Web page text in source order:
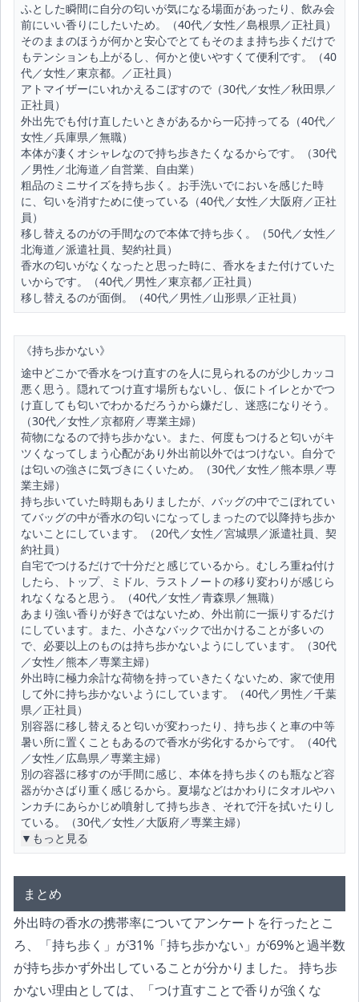
ふとした瞬間に自分の匂いが気になる場面があったり、飲み会
前にいい香りにしたいため。（40代／女性／島根県／正社員）
そのままのほうが何かと安心でとてもそのまま持ち歩くだけで
もテンションも上がるし、何かと使いやすくて便利です。（40
代／女性／東京都。／正社員）
アトマイザーにいれかえるこぼすので（30代／女性／秋田県／
正社員）
外出先でも付け直したいときがあるから一応持ってる（40代／
女性／兵庫県／無職）
本体が凄くオシャレなので持ち歩きたくなるからです。（30代
／男性／北海道／自営業、自由業）
粗品のミニサイズを持ち歩く。お手洗いでにおいを感じた時
に、匂いを消すために使っている（40代／女性／大阪府／正社
員）
移し替えるのがの手間なので本体で持ち歩く。（50代／女性／
北海道／派遣社員、契約社員）
香水の匂いがなくなったと思った時に、香水をまた付けていた
いからです。（40代／男性／東京都／正社員）
移し替えるのが面倒。（40代／男性／山形県／正社員）
《持ち歩かない》
途中どこかで香水をつけ直すのを人に見られるのが少しカッコ
悪く思う。隠れてつけ直す場所もないし、仮にトイレとかでつ
け直しても匂いでわかるだろうから嫌だし、迷惑になりそう。
（30代／女性／京都府／専業主婦）
荷物になるので持ち歩かない。また、何度もつけると匂いがキ
ツくなってしまう心配があり外出前以外ではつけない。自分で
は匂いの強さに気づきにくいため。（30代／女性／熊本県／専
業主婦）
持ち歩いていた時期もありましたが、バッグの中でこぼれてい
てバッグの中が香水の匂いになってしまったので以降持ち歩か
ないことにしています。（20代／女性／宮城県／派遣社員、契
約社員）
自宅でつけるだけで十分だと感じているから。むしろ重ね付け
したら、トップ、ミドル、ラストノートの移り変わりが感じら
れなくなると思う。（40代／女性／青森県／無職）
あまり強い香りが好きではないため、外出前に一振りするだけ
にしています。また、小さなバックで出かけることが多いの
で、必要以上のものは持ち歩かないようにしています。（30代
／女性／熊本／専業主婦）
外出時に極力余計な荷物を持っていきたくないため、家で使用
して外に持ち歩かないようにしています。（40代／男性／千葉
県／正社員）
別容器に移し替えると匂いが変わったり、持ち歩くと車の中等
暑い所に置くこともあるので香水が劣化するからです。（40代
／女性／広島県／専業主婦）
別の容器に移すのが手間に感じ、本体を持ち歩くのも瓶など容
器がかさばり重く感じるから。夏場などはかわりにタオルやハ
ンカチにあらかじめ噴射して持ち歩き、それで汗を拭いたりし
ている。（30代／女性／大阪府／専業主婦）
▼もっと見る
まとめ
外出時の香水の携帯率についてアンケートを行ったとこ
ろ、「持ち歩く」が31%「持ち歩かない」が69%と過半数
が持ち歩かず外出していることが分かりました。 持ち歩
かない理由としては、「つけ直すことで香りが強くな